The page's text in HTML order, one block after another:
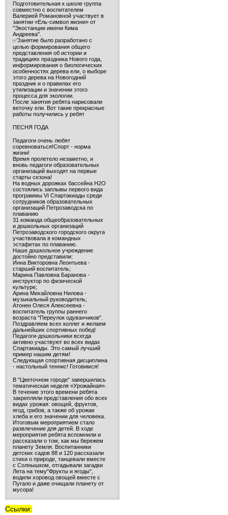
Подготовительная к школе группа
совместно с воспитателем
Валерией Романовной участвует в
занятии «Ель-символ жизни» от
"Экостанции имени Кима
Андреева".
✅Занятие было разработано с
целью формирования общего
представления об истории и
традициях праздника Нового года,
информирования о биологических
особенностях дерева ели, о выборе
этого дерева на Новогодний
праздник и о правилах его
утилизации и значении этого
процесса для экологии.
После занятия ребята нарисовали
веточку ели. Вот такие прекрасные
работы получились у ребят
ПЕСНЯ ГОДА
Педагоги очень любят
соревноваться!Спорт - норма
жизни!
Время пролетело незаметно, и
вновь педагоги образовательных
организаций выходят на первые
старты сезона!
На водных дорожках бассейна H2O
состоялись заплывы первого вида
программы VI Спартакиады среди
сотрудников образовательных
организаций Петрозаводска по
плаванию
31 команда общеобразовательных
и дошкольных организаций
Петрозаводского городского округа
участвовала в командных
эстафетах по плаванию.
Наше дошкольное учреждение
достойно представили:
Инна Викторовна Леонтьева -
старший воспитатель;
Марина Павловна Баранова -
инструктор по физической
культуре;
Арина Михайловна Нилова -
музыкальный руководитель;
Атонен Олеся Алексеевна -
воспитатель группы раннего
возраста "Переулок одуванчиков".
Поздравляем всех коллег и желаем
дальнейших спортивных побед!
Педагоги-дошкольники всегда
активно участвуют во всех видах
Спартакиады. Это самый лучший
пример нашим детям!
Следующая спортивная дисциплина
- настольный теннис! Готовимся!
В "Цветочном городе" завершилась
тематическая неделя «Урожайная».
В течение этого времени ребята
закрепляли представления обо всех
видах урожая: овощей, фруктов,
ягод, грибов, а также об урожае
хлеба и его значении для человека.
Итоговым мероприятием стало
развлечение для детей. В ходе
мероприятия ребята вспомнили и
рассказали о том, как мы бережем
планету Земля. Воспитанники
детских садов 88 и 120 рассказали
стихи о природе, танцевали вместе
с Солнышком, отгадывали загадки
Лета на тему"Фрукты и ягоды",
водили хоровод овощей вместе с
Пугало и даже очищали планету от
мусора!
Ссылки: